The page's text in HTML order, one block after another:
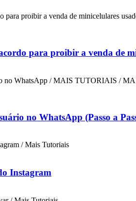
para proibir a venda de
no WhatsApp (Passo a
Instagram